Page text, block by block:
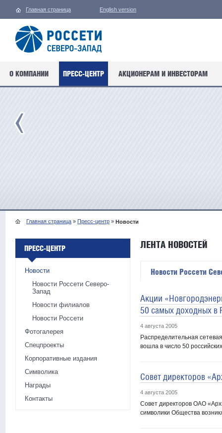
Главная страница English version
О КОМПАНИИ ПРЕСС-ЦЕНТР АКЦИОНЕРАМ И ИНВЕСТОРАМ
Главная страница » Пресс-центр » Новости
ПРЕСС-ЦЕНТР
Новости
Новости Россети Северо-
Запад
Новости филиалов
Новости Россети
Фотогалерея
Спецпроекты
Корпоративные издания
Символика
Награды
Контакты
ЛЕНТА НОВОСТЕЙ
Новости Россети
Акции
50 самых доходных в
4 августа 2005
Распределительная
вошла в число 50
Совет директоров
4 августа 2005
Совет директоров ОАО
символики Общества